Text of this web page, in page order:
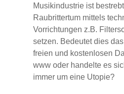
Musikindustrie ist
Raubrittertum mittels
Vorrichtungen z.B.
setzen. Bedeutet dies
freien und kostenlosen
www oder handelte es
immer um eine Utopie?